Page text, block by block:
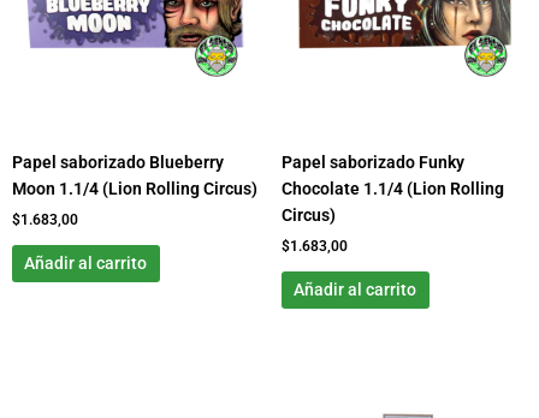
Papel saborizado Blueberry
Moon 1.1/4 (Lion Rolling Circus)
$1.683,00
Añadir al carrito
Papel saborizado Funky
Chocolate 1.1/4 (Lion Rolling
Circus)
$1.683,00
Añadir al carrito